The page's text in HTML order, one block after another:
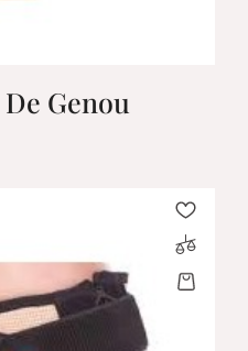
Genou